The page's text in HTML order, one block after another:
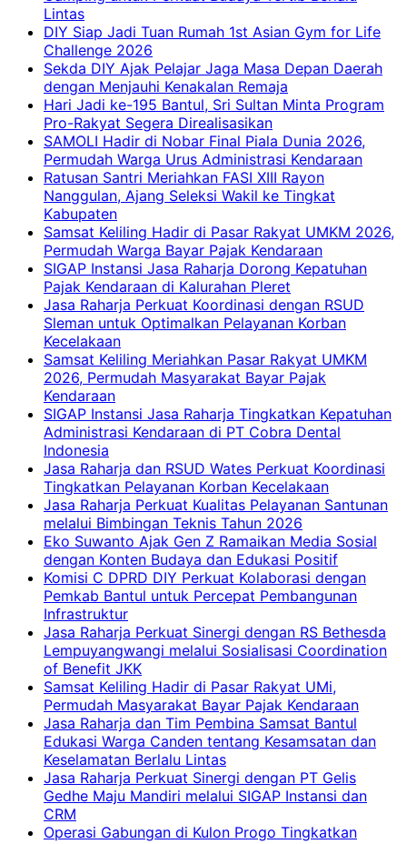
Lintas
DIY Siap Jadi Tuan Rumah 1st Asian Gym for Life
Challenge 2026
Sekda DIY Ajak Pelajar Jaga Masa Depan Daerah
dengan Menjauhi Kenakalan Remaja
Hari Jadi ke-195 Bantul, Sri Sultan Minta Program
Pro-Rakyat Segera Direalisasikan
SAMOLI Hadir di Nobar Final Piala Dunia 2026,
Permudah Warga Urus Administrasi Kendaraan
Ratusan Santri Meriahkan FASI XIII Rayon
Nanggulan, Ajang Seleksi Wakil ke Tingkat
Kabupaten
Samsat Keliling Hadir di Pasar Rakyat UMKM 2026,
Permudah Warga Bayar Pajak Kendaraan
SIGAP Instansi Jasa Raharja Dorong Kepatuhan
Pajak Kendaraan di Kalurahan Pleret
Jasa Raharja Perkuat Koordinasi dengan RSUD
Sleman untuk Optimalkan Pelayanan Korban
Kecelakaan
Samsat Keliling Meriahkan Pasar Rakyat UMKM
2026, Permudah Masyarakat Bayar Pajak
Kendaraan
SIGAP Instansi Jasa Raharja Tingkatkan Kepatuhan
Administrasi Kendaraan di PT Cobra Dental
Indonesia
Jasa Raharja dan RSUD Wates Perkuat Koordinasi
Tingkatkan Pelayanan Korban Kecelakaan
Jasa Raharja Perkuat Kualitas Pelayanan Santunan
melalui Bimbingan Teknis Tahun 2026
Eko Suwanto Ajak Gen Z Ramaikan Media Sosial
dengan Konten Budaya dan Edukasi Positif
Komisi C DPRD DIY Perkuat Kolaborasi dengan
Pemkab Bantul untuk Percepat Pembangunan
Infrastruktur
Jasa Raharja Perkuat Sinergi dengan RS Bethesda
Lempuyangwangi melalui Sosialisasi Coordination
of Benefit JKK
Samsat Keliling Hadir di Pasar Rakyat UMi,
Permudah Masyarakat Bayar Pajak Kendaraan
Jasa Raharja dan Tim Pembina Samsat Bantul
Edukasi Warga Canden tentang Kesamsatan dan
Keselamatan Berlalu Lintas
Jasa Raharja Perkuat Sinergi dengan PT Gelis
Gedhe Maju Mandiri melalui SIGAP Instansi dan
CRM
Operasi Gabungan di Kulon Progo Tingkatkan